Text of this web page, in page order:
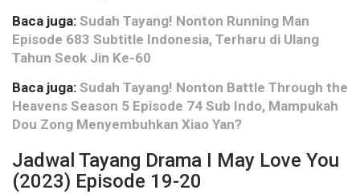
Baca juga: Sudah Tayang! Nonton Running Man
Episode 683 Subtitle Indonesia, Terharu di Ulang
Tahun Seok Jin Ke-60
Baca juga: Sudah Tayang! Nonton Battle Through the
Heavens Season 5 Episode 74 Sub Indo, Mampukah
Dou Zong Menyembuhkan Xiao Yan?
Jadwal Tayang Drama I May Love You
(2023) Episode 19-20